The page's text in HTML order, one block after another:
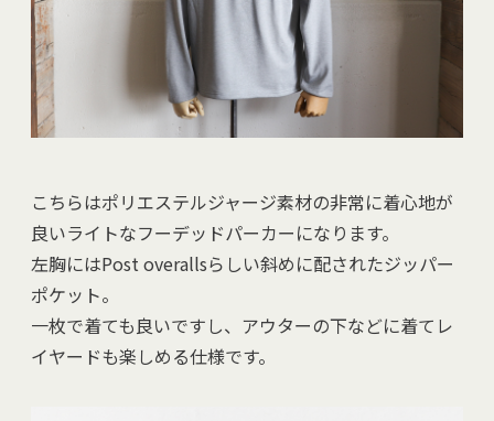
こちらはポリエステルジャージ素材の非常に着心地が
良いライトなフーデッドパーカーになります。
左胸にはPost overallsらしい斜めに配されたジッパー
ポケット。
一枚で着ても良いですし、アウターの下などに着てレ
イヤードも楽しめる仕様です。